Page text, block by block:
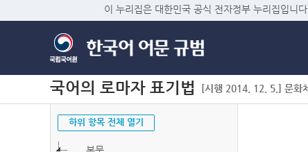
이 누리집은 대한민국 공식 전자정부 누리집입니다.
국어의 로마자 표기법 [시행 2014. 12. 5.] 문화
하위 항목 전체 열기